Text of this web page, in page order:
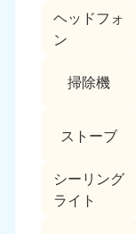
ヘッドフォ
ン
掃除機
ストーブ
シーリング
ライト
福島県
050-1881-
東京都
050-1881-
9:00〜19:00 年